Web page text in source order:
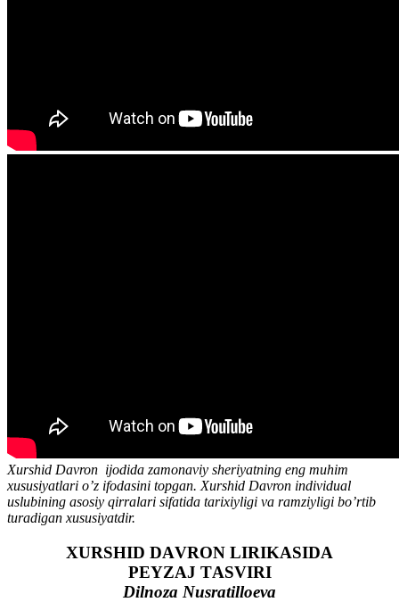
Xurshid Davron ijodida zamonaviy sheriyatning eng muhim
xususiyatlari oʼz ifodasini topgan. Xurshid Davron individual
uslubining asosiy qirralari sifatida tarixiyligi va ramziyligi boʼrtib
turadigan xususiyatdir.
XURSHID DАVRON LIRIKАSIDА
PEYZАJ TАSVIRI
Dilnoza Nusratilloeva